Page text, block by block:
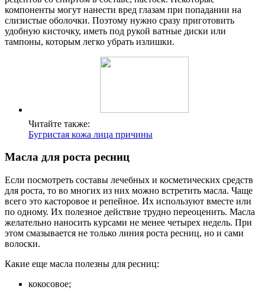
компоненты могут нанести вред глазам при попадании на
слизистые оболочки. Поэтому нужно сразу приготовить
удобную кисточку, иметь под рукой ватные диски или
тампоны, которым легко убрать излишки.
Читайте также:
Бугристая кожа лица причины
Масла для роста ресниц
Если посмотреть составы лечебных и косметических средств
для роста, то во многих из них можно встретить масла. Чаще
всего это касторовое и репейное. Их используют вместе или
по одному. Их полезное действие трудно переоценить. Масла
желательно наносить курсами не менее четырех недель. При
этом смазывается не только линия роста ресниц, но и сами
волоски.
Какие еще масла полезны для ресниц:
кокосовое;